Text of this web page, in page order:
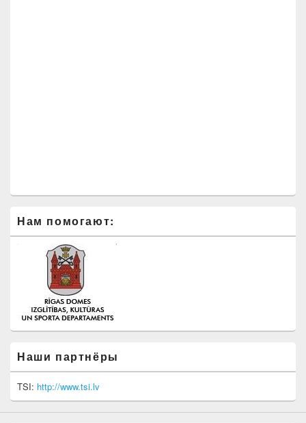
Нам помогают:
Наши партнёры
TSI: http://www.tsi.lv